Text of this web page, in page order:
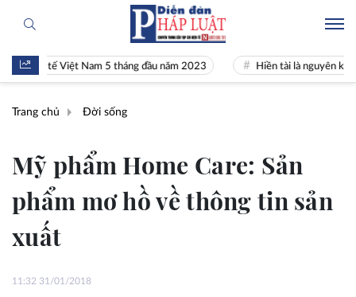
tế Việt Nam 5 tháng đầu năm 2023 Hiền tài là nguyên khí Quốc
Trang chủ Đời sống
Mỹ phẩm Home Care: Sản
phẩm mơ hồ về thông tin sản
xuất
11:32 31/01/2018